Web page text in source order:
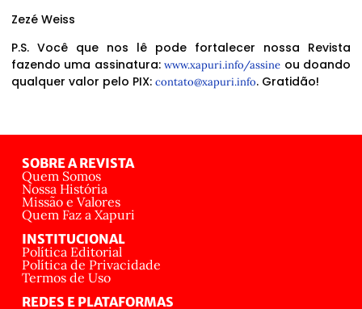
Zezé Weiss
P.S. Você que nos lê pode fortalecer nossa Revista
fazendo uma assinatura:www.xapuri.info/assine ou doando
qualquer valor pelo PIX: contato@xapuri.info. Gratidão!
SOBRE A REVISTA
Quem Somos
Nossa História
Missão e Valores
Quem Faz a Xapuri
INSTITUCIONAL
Política Editorial
Política de Privacidade
Termos de Uso
REDES E PLATAFORMAS